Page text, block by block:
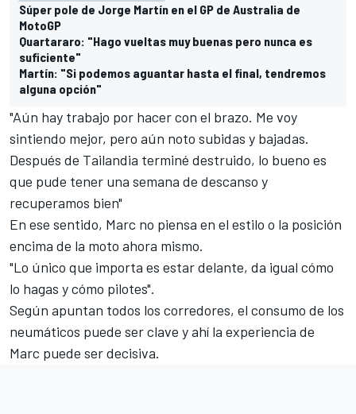
Súper pole de Jorge Martín en el GP de Australia de
MotoGP
Quartararo: "Hago vueltas muy buenas pero nunca es
suficiente"
Martín: "Si podemos aguantar hasta el final, tendremos
alguna opción"
"Aún hay trabajo por hacer con el brazo. Me voy
sintiendo mejor, pero aún noto subidas y bajadas.
Después de Tailandia terminé destruido, lo bueno es
que pude tener una semana de descanso y
recuperamos bien"
En ese sentido, Marc no piensa en el estilo o la posición
encima de la moto ahora mismo.
"Lo único que importa es estar delante, da igual cómo
lo hagas y cómo pilotes".
Según apuntan todos los corredores, el consumo de los
neumáticos puede ser clave y ahí la experiencia de
Marc puede ser decisiva.